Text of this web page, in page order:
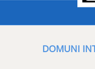
DOMUNI